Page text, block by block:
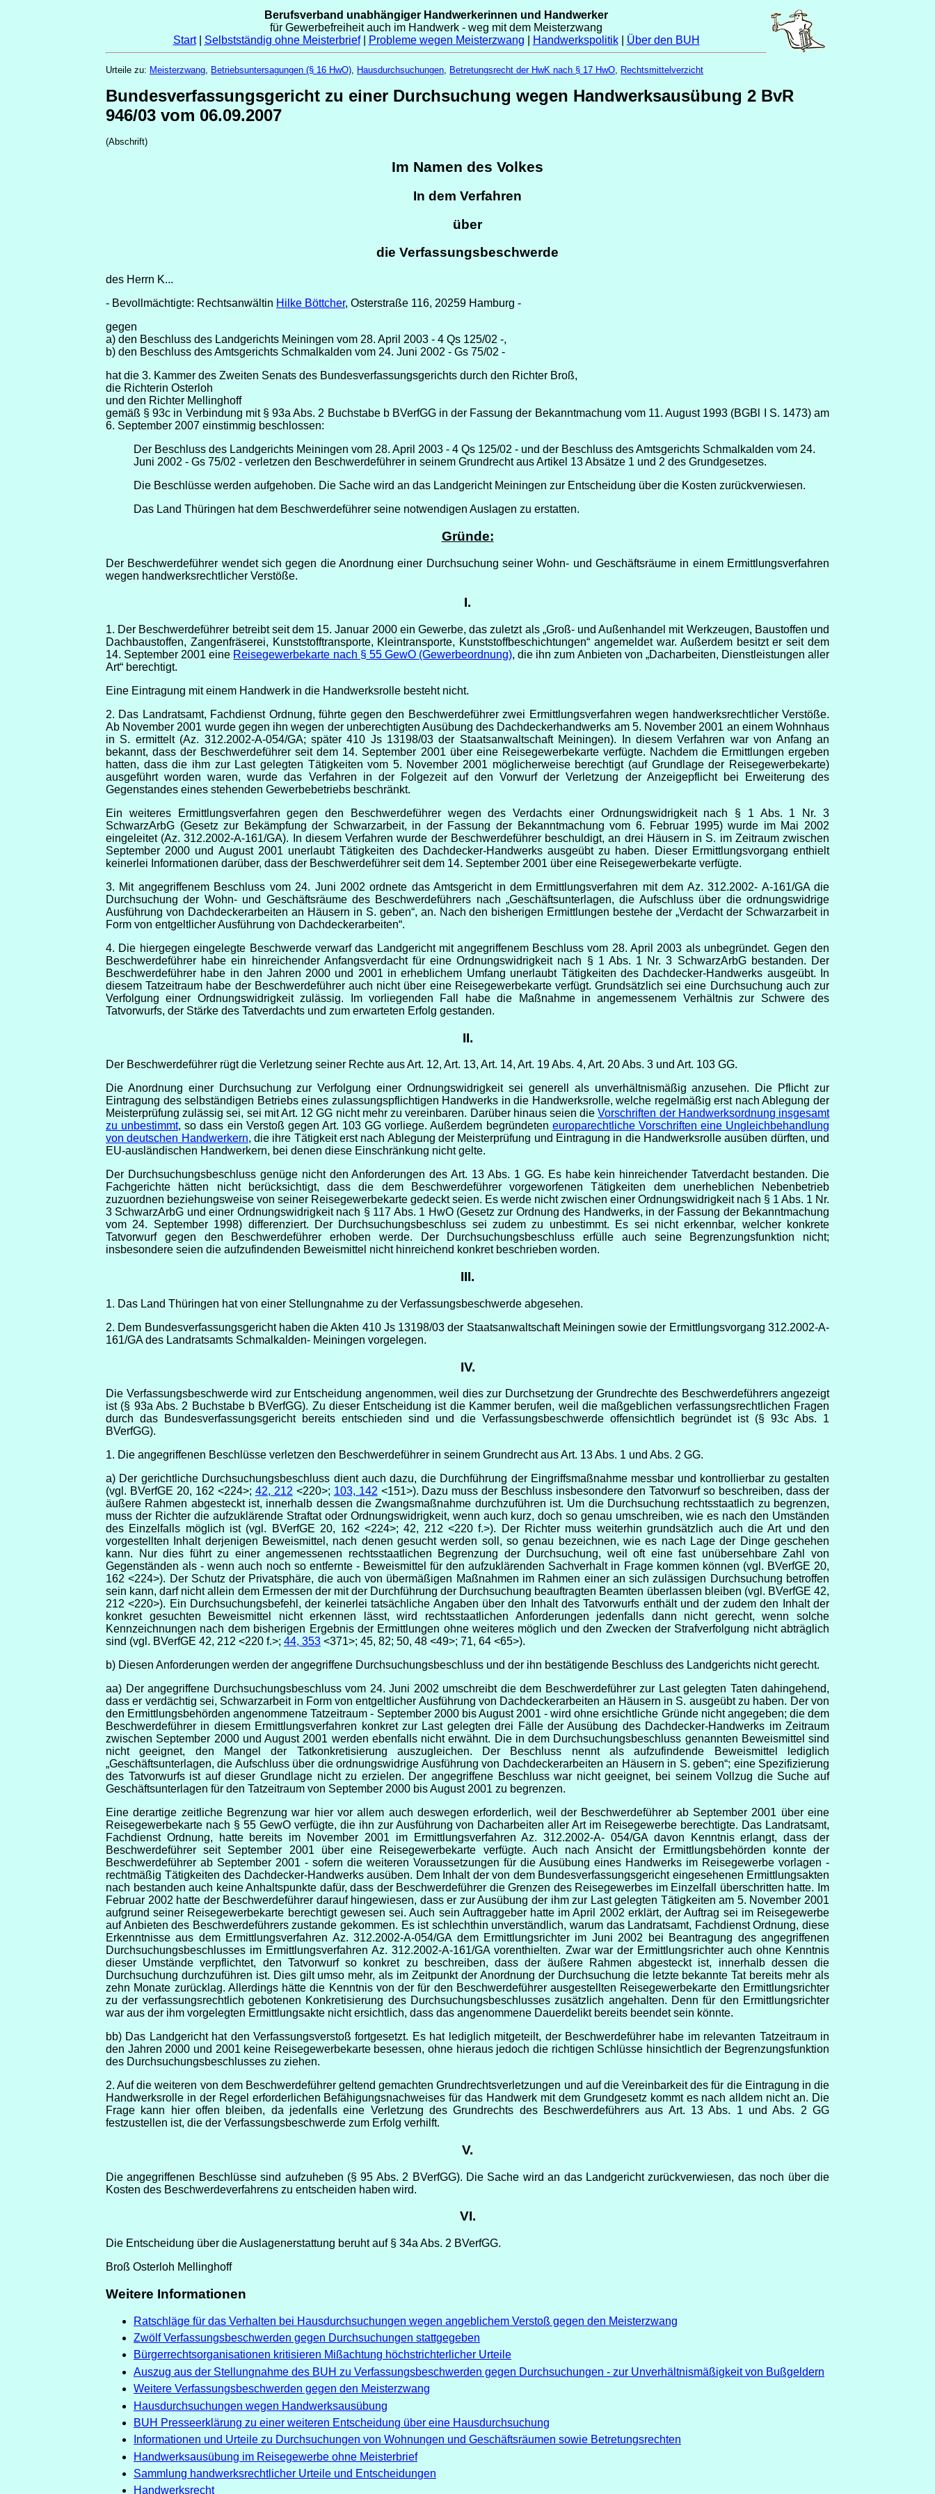
Berufsverband unabhängiger Handwerkerinnen und Handwerker
für Gewerbefreiheit auch im Handwerk - weg mit dem Meisterzwang
Start| Selbstständig ohne Meisterbrief| Probleme wegen Meisterzwang Handwerkspolitik| Über den BUH
Urteile zu: Meisterzwang Betriebsuntersagungen (§ 16 HwO) Hausdurchsuchungen Betretungsrecht der HwK nach § 17 HwO Rechtsmittelverzicht
Bundesverfassungsgericht zu einer Durchsuchung wegen Handwerksausübung 2 BvR
946/03 vom 06.09.2007
(Abschrift)
Im Namen des Volkes
In dem Verfahren
über
die Verfassungsbeschwerde
des Herrn K...
- Bevollmächtigte: Rechtsanwältin Hilke Böttcher, Osterstraße 116, 20259 Hamburg -
gegen
a) den Beschluss des Landgerichts Meiningen vom 28. April 2003 - 4 Qs 125/02 -,
b) den Beschluss des Amtsgerichts Schmalkalden vom 24. Juni 2002 - Gs 75/02 -
hat die 3. Kammer des Zweiten Senats des Bundesverfassungsgerichts durch den Richter Broß,
die Richterin Osterloh
und den Richter Mellinghoff
gemäß § 93c in Verbindung mit § 93a Abs. 2 Buchstabe b BVerfGG in der Fassung der Bekanntmachung vom 11. August 1993 (BGBl I S. 1473) am
6. September 2007 einstimmig beschlossen:
Der Beschluss des Landgerichts Meiningen vom 28. April 2003 - 4 Qs 125/02 - und der Beschluss des Amtsgerichts Schmalkalden vom 24.
Juni 2002 - Gs 75/02 - verletzen den Beschwerdeführer in seinem Grundrecht aus Artikel 13 Absätze 1 und 2 des Grundgesetzes.
Die Beschlüsse werden aufgehoben. Die Sache wird an das Landgericht Meiningen zur Entscheidung über die Kosten zurückverwiesen.
Das Land Thüringen hat dem Beschwerdeführer seine notwendigen Auslagen zu erstatten.
Gründe:
Der Beschwerdeführer wendet sich gegen die Anordnung einer Durchsuchung seiner Wohn- und Geschäftsräume in einem Ermittlungsverfahren
wegen handwerksrechtlicher Verstöße.
I.
1. Der Beschwerdeführer betreibt seit dem 15. Januar 2000 ein Gewerbe, das zuletzt als „Groß- und Außenhandel mit Werkzeugen, Baustoffen und
Dachbaustoffen, Zangenfräserei, Kunststofftransporte, Kleintransporte, Kunststoffbeschichtungen“ angemeldet war. Außerdem besitzt er seit dem
14. September 2001 eine Reisegewerbekarte nach § 55 GewO (Gewerbeordnung), die ihn zum Anbieten von „Dacharbeiten, Dienstleistungen aller
Art“ berechtigt.
Eine Eintragung mit einem Handwerk in die Handwerksrolle besteht nicht.
2. Das Landratsamt, Fachdienst Ordnung, führte gegen den Beschwerdeführer zwei Ermittlungsverfahren wegen handwerksrechtlicher Verstöße.
Ab November 2001 wurde gegen ihn wegen der unberechtigten Ausübung des Dachdeckerhandwerks am 5. November 2001 an einem Wohnhaus
in S. ermittelt (Az. 312.2002-A-054/GA; später 410 Js 13198/03 der Staatsanwaltschaft Meiningen). In diesem Verfahren war von Anfang an
bekannt, dass der Beschwerdeführer seit dem 14. September 2001 über eine Reisegewerbekarte verfügte. Nachdem die Ermittlungen ergeben
hatten, dass die ihm zur Last gelegten Tätigkeiten vom 5. November 2001 möglicherweise berechtigt (auf Grundlage der Reisegewerbekarte)
ausgeführt worden waren, wurde das Verfahren in der Folgezeit auf den Vorwurf der Verletzung der Anzeigepflicht bei Erweiterung des
Gegenstandes eines stehenden Gewerbebetriebs beschränkt.
Ein weiteres Ermittlungsverfahren gegen den Beschwerdeführer wegen des Verdachts einer Ordnungswidrigkeit nach § 1 Abs. 1 Nr. 3
SchwarzArbG (Gesetz zur Bekämpfung der Schwarzarbeit, in der Fassung der Bekanntmachung vom 6. Februar 1995) wurde im Mai 2002
eingeleitet (Az. 312.2002-A-161/GA). In diesem Verfahren wurde der Beschwerdeführer beschuldigt, an drei Häusern in S. im Zeitraum zwischen
September 2000 und August 2001 unerlaubt Tätigkeiten des Dachdecker-Handwerks ausgeübt zu haben. Dieser Ermittlungsvorgang enthielt
keinerlei Informationen darüber, dass der Beschwerdeführer seit dem 14. September 2001 über eine Reisegewerbekarte verfügte.
3. Mit angegriffenem Beschluss vom 24. Juni 2002 ordnete das Amtsgericht in dem Ermittlungsverfahren mit dem Az. 312.2002- A-161/GA die
Durchsuchung der Wohn- und Geschäftsräume des Beschwerdeführers nach „Geschäftsunterlagen, die Aufschluss über die ordnungswidrige
Ausführung von Dachdeckerarbeiten an Häusern in S. geben“, an. Nach den bisherigen Ermittlungen besteheder „Verdacht der Schwarzarbeit in
Form von entgeltlicher Ausführung von Dachdeckerarbeiten“.
4. Die hiergegen eingelegte Beschwerde verwarf das Landgericht mit angegriffenem Beschluss vom 28. April 2003 als unbegründet. Gegen den
Beschwerdeführer habe ein hinreichender Anfangsverdacht für eine Ordnungswidrigkeit nach § 1 Abs. 1 Nr. 3 SchwarzArbG bestanden. Der
Beschwerdeführer habe in den Jahren 2000 und 2001 in erheblichem Umfang unerlaubt Tätigkeiten des Dachdecker-Handwerks ausgeübt. In
diesem Tatzeitraum habe der Beschwerdeführer auch nicht über eine Reisegewerbekarte verfügt. Grundsätzlich sei eine Durchsuchung auch zur
Verfolgung einer Ordnungswidrigkeit zulässig. Im vorliegenden Fall habe die Maßnahme in angemessenem Verhältnis zur Schwere des
Tatvorwurfs, der Stärke des Tatverdachts und zum erwarteten Erfolg gestanden.
II.
Der Beschwerdeführer rügt die Verletzung seiner Rechte aus Art. 12, Art. 13, Art. 14, Art. 19 Abs. 4, Art. 20 Abs. 3 und Art. 103 GG.
Die Anordnung einer Durchsuchung zur Verfolgung einer Ordnungswidrigkeit sei generell als unverhältnismäßig anzusehen. Die Pflicht zur
Eintragung des selbständigen Betriebs eines zulassungspflichtigen Handwerks in die Handwerksrolle, welche regelmäßig erst nach Ablegung der
Meisterprüfung zulässig sei, sei mit Art. 12 GG nicht mehr zu vereinbaren. Darüber hinaus seien dieVorschriften der Handwerksordnung insgesamt
zu unbestimmt, so dass ein Verstoß gegen Art. 103 GG vorliege. Außerdem begründeten europarechtliche Vorschriften eine Ungleichbehandlung
von deutschen Handwerkern, die ihre Tätigkeit erst nach Ablegung der Meisterprüfung und Eintragung in die Handwerksrolle ausüben dürften, und
EU-ausländischen Handwerkern, bei denen diese Einschränkung nicht gelte.
Der Durchsuchungsbeschluss genüge nicht den Anforderungen des Art. 13 Abs. 1 GG. Es habe kein hinreichender Tatverdacht bestanden. Die
Fachgerichte hätten nicht berücksichtigt, dass die dem Beschwerdeführer vorgeworfenen Tätigkeiten dem unerheblichen Nebenbetrieb
zuzuordnen beziehungsweise von seiner Reisegewerbekarte gedeckt seien. Es werde nicht zwischen einer Ordnungswidrigkeit nach § 1 Abs. 1 Nr.
3 SchwarzArbG und einer Ordnungswidrigkeit nach § 117 Abs. 1 HwO (Gesetz zur Ordnung des Handwerks, in der Fassung der Bekanntmachung
vom 24. September 1998) differenziert. Der Durchsuchungsbeschluss sei zudem zu unbestimmt. Es sei nicht erkennbar, welcher konkrete
Tatvorwurf gegen den Beschwerdeführer erhoben werde. Der Durchsuchungsbeschluss erfülle auch seine Begrenzungsfunktion nicht;
insbesondere seien die aufzufindenden Beweismittel nicht hinreichend konkret beschrieben worden.
III.
1. Das Land Thüringen hat von einer Stellungnahme zu der Verfassungsbeschwerde abgesehen.
2. Dem Bundesverfassungsgericht haben die Akten 410 Js 13198/03 der Staatsanwaltschaft Meiningen sowie der Ermittlungsvorgang 312.2002-A-
161/GA des Landratsamts Schmalkalden- Meiningen vorgelegen.
IV.
Die Verfassungsbeschwerde wird zur Entscheidung angenommen, weil dies zur Durchsetzung der Grundrechte des Beschwerdeführers angezeigt
ist (§ 93a Abs. 2 Buchstabe b BVerfGG). Zu dieser Entscheidung ist die Kammer berufen, weil die maßgeblichen verfassungsrechtlichen Fragen
durch das Bundesverfassungsgericht bereits entschieden sind und die Verfassungsbeschwerde offensichtlich begründet ist (§ 93c Abs. 1
BVerfGG).
1. Die angegriffenen Beschlüsse verletzen den Beschwerdeführer in seinem Grundrecht aus Art. 13 Abs. 1 und Abs. 2 GG.
a) Der gerichtliche Durchsuchungsbeschluss dient auch dazu, die Durchführung der Eingriffsmaßnahme messbar und kontrollierbar zu gestalten
(vgl. BVerfGE 20, 162 <224>; 42, 212 <220>; 103, 142 <151>). Dazu muss der Beschluss insbesondere den Tatvorwurf so beschreiben, dass der
äußere Rahmen abgesteckt ist, innerhalb dessen die Zwangsmaßnahme durchzuführen ist. Um die Durchsuchung rechtsstaatlich zu begrenzen,
muss der Richter die aufzuklärende Straftat oder Ordnungswidrigkeit, wenn auch kurz, doch so genau umschreiben, wie es nach den Umständen
des Einzelfalls möglich ist (vgl. BVerfGE 20, 162 <224>; 42, 212 <220 f.>). Der Richter muss weiterhin grundsätzlich auch die Art und den
vorgestellten Inhalt derjenigen Beweismittel, nach denen gesucht werden soll, so genau bezeichnen, wie es nach Lage der Dinge geschehen
kann. Nur dies führt zu einer angemessenen rechtsstaatlichen Begrenzung der Durchsuchung, weil oft eine fast unübersehbare Zahl von
Gegenständen als - wenn auch noch so entfernte - Beweismittel für den aufzuklärenden Sachverhalt in Frage kommen können (vgl. BVerfGE 20,
162 <224>). Der Schutz der Privatsphäre, die auch von übermäßigen Maßnahmen im Rahmen einer an sich zulässigen Durchsuchung betroffen
sein kann, darf nicht allein dem Ermessen der mit der Durchführung der Durchsuchung beauftragten Beamten überlassen bleiben (vgl. BVerfGE 42,
212 <220>). Ein Durchsuchungsbefehl, der keinerlei tatsächliche Angaben über den Inhalt des Tatvorwurfs enthält und der zudem den Inhalt der
konkret gesuchten Beweismittel nicht erkennen lässt, wird rechtsstaatlichen Anforderungen jedenfalls dann nicht gerecht, wenn solche
Kennzeichnungen nach dem bisherigen Ergebnis der Ermittlungen ohne weiteres möglich und den Zwecken der Strafverfolgung nicht abträglich
sind (vgl. BVerfGE 42, 212 <220 f.>; 44, 353 <371>; 45, 82; 50, 48 <49>; 71, 64 <65>).
b) Diesen Anforderungen werden der angegriffene Durchsuchungsbeschluss und der ihn bestätigende Beschluss des Landgerichts nicht gerecht.
aa) Der angegriffene Durchsuchungsbeschluss vom 24. Juni 2002 umschreibt die dem Beschwerdeführer zur Last gelegten Taten dahingehend,
dass er verdächtig sei, Schwarzarbeit in Form von entgeltlicher Ausführung von Dachdeckerarbeiten an Häusern in S. ausgeübt zu haben. Der von
den Ermittlungsbehörden angenommene Tatzeitraum - September 2000 bis August 2001 - wird ohne ersichtliche Gründe nicht angegeben; die dem
Beschwerdeführer in diesem Ermittlungsverfahren konkret zur Last gelegten drei Fälle der Ausübung des Dachdecker-Handwerks im Zeitraum
zwischen September 2000 und August 2001 werden ebenfalls nicht erwähnt. Die in dem Durchsuchungsbeschluss genannten Beweismittel sind
nicht geeignet, den Mangel der Tatkonkretisierung auszugleichen. Der Beschluss nennt als aufzufindende Beweismittel lediglich
„Geschäftsunterlagen, die Aufschluss über die ordnungswidrige Ausführung von Dachdeckerarbeiten an Häusern in S. geben“; eine Spezifizierung
des Tatvorwurfs ist auf dieser Grundlage nicht zu erzielen. Der angegriffene Beschluss war nicht geeignet, bei seinem Vollzug die Suche auf
Geschäftsunterlagen für den Tatzeitraum von September 2000 bis August 2001 zu begrenzen.
Eine derartige zeitliche Begrenzung war hier vor allem auch deswegen erforderlich, weil der Beschwerdeführer ab September 2001 über eine
Reisegewerbekarte nach § 55 GewO verfügte, die ihn zur Ausführung von Dacharbeiten aller Art im Reisegewerbe berechtigte. Das Landratsamt,
Fachdienst Ordnung, hatte bereits im November 2001 im Ermittlungsverfahren Az. 312.2002-A- 054/GA davon Kenntnis erlangt, dass der
Beschwerdeführer seit September 2001 über eine Reisegewerbekarte verfügte. Auch nach Ansicht der Ermittlungsbehörden konnte der
Beschwerdeführer ab September 2001 - sofern die weiteren Voraussetzungen für die Ausübung eines Handwerks im Reisegewerbe vorlagen -
rechtmäßig Tätigkeiten des Dachdecker-Handwerks ausüben. Dem Inhalt der von dem Bundesverfassungsgericht eingesehenen Ermittlungsakten
nach bestanden auch keine Anhaltspunkte dafür, dass der Beschwerdeführer die Grenzen des Reisegewerbes im Einzelfall überschritten hatte. Im
Februar 2002 hatte der Beschwerdeführer darauf hingewiesen, dass er zur Ausübung der ihm zur Last gelegten Tätigkeiten am 5. November 2001
aufgrund seiner Reisegewerbekarte berechtigt gewesen sei. Auch sein Auftraggeber hatte im April 2002 erklärt, der Auftrag sei im Reisegewerbe
auf Anbieten des Beschwerdeführers zustande gekommen. Es ist schlechthin unverständlich, warum das Landratsamt, Fachdienst Ordnung, diese
Erkenntnisse aus dem Ermittlungsverfahren Az. 312.2002-A-054/GA dem Ermittlungsrichter im Juni 2002 bei Beantragung des angegriffenen
Durchsuchungsbeschlusses im Ermittlungsverfahren Az. 312.2002-A-161/GA vorenthielten. Zwar war der Ermittlungsrichter auch ohne Kenntnis
dieser Umstände verpflichtet, den Tatvorwurf so konkret zu beschreiben, dass der äußere Rahmen abgesteckt ist, innerhalb dessen die
Durchsuchung durchzuführen ist. Dies gilt umso mehr, als im Zeitpunkt der Anordnung der Durchsuchung die letzte bekannte Tat bereits mehr als
zehn Monate zurücklag. Allerdings hätte die Kenntnis von der für den Beschwerdeführer ausgestellten Reisegewerbekarte den Ermittlungsrichter
zu der verfassungsrechtlich gebotenen Konkretisierung des Durchsuchungsbeschlusses zusätzlich angehalten. Denn für den Ermittlungsrichter
war aus der ihm vorgelegten Ermittlungsakte nicht ersichtlich, dass das angenommene Dauerdelikt bereits beendet sein könnte.
bb) Das Landgericht hat den Verfassungsverstoß fortgesetzt. Es hat lediglich mitgeteilt, der Beschwerdeführer habe im relevanten Tatzeitraum in
den Jahren 2000 und 2001 keine Reisegewerbekarte besessen, ohne hieraus jedoch die richtigen Schlüsse hinsichtlich der Begrenzungsfunktion
des Durchsuchungsbeschlusses zu ziehen.
2. Auf die weiteren von dem Beschwerdeführer geltend gemachten Grundrechtsverletzungen und auf die Vereinbarkeit des für die Eintragung in die
Handwerksrolle in der Regel erforderlichen Befähigungsnachweises für das Handwerk mit dem Grundgesetz kommt es nach alldem nicht an. Die
Frage kann hier offen bleiben, da jedenfalls eine Verletzung des Grundrechts des Beschwerdeführers aus Art. 13 Abs. 1 und Abs. 2 GG
festzustellen ist, die der Verfassungsbeschwerde zum Erfolg verhilft.
V.
Die angegriffenen Beschlüsse sind aufzuheben (§ 95 Abs. 2 BVerfGG). Die Sache wird an das Landgericht zurückverwiesen, das noch über die
Kosten des Beschwerdeverfahrens zu entscheiden haben wird.
VI.
Die Entscheidung über die Auslagenerstattung beruht auf § 34a Abs. 2 BVerfGG.
Broß Osterloh Mellinghoff
Weitere Informationen
Ratschläge für das Verhalten bei Hausdurchsuchungen wegen angeblichem Verstoß gegen den Meisterzwang
Zwölf Verfassungsbeschwerden gegen Durchsuchungen stattgegeben
Bürgerrechtsorganisationen kritisieren Mißachtung höchstrichterlicher Urteile
Auszug aus der Stellungnahme des BUH zu Verfassungsbeschwerden gegen Durchsuchungen - zur Unverhältnismäßigkeit von Bußgeldern
Weitere Verfassungsbeschwerden gegen den Meisterzwang
Hausdurchsuchungen wegen Handwerksausübung
BUH Presseerklärung zu einer weiteren Entscheidung über eine Hausdurchsuchung
Informationen und Urteile zu Durchsuchungen von Wohnungen und Geschäftsräumen sowie Betretungsrechten
Handwerksausübung im Reisegewerbe ohne Meisterbrief
Sammlung handwerksrechtlicher Urteile und Entscheidungen
Handwerksrecht